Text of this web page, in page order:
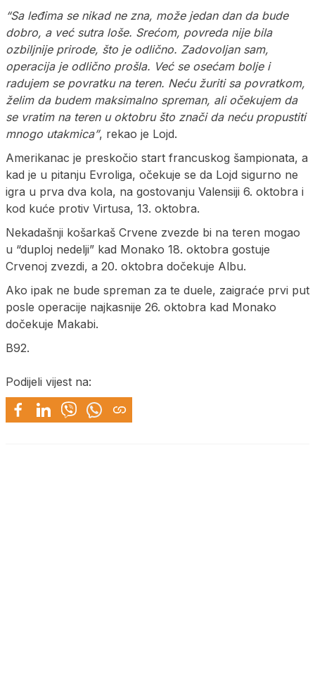
“Sa leđima se nikad ne zna, može jedan dan da bude
dobro, a već sutra loše. Srećom, povreda nije bila
ozbiljnije prirode, što je odlično. Zadovoljan sam,
operacija je odlično prošla. Već se osećam bolje i
radujem se povratku na teren. Neću žuriti sa povratkom,
želim da budem maksimalno spreman, ali očekujem da
se vratim na teren u oktobru što znači da neću propustiti
mnogo utakmica”, rekao je Lojd.
Amerikanac je preskočio start francuskog šampionata, a
kad je u pitanju Evroliga, očekuje se da Lojd sigurno ne
igra u prva dva kola, na gostovanju Valensiji 6. oktobra i
kod kuće protiv Virtusa, 13. oktobra.
Nekadašnji košarkaš Crvene zvezde bi na teren mogao
u “duploj nedelji” kad Monako 18. oktobra gostuje
Crvenoj zvezdi, a 20. oktobra dočekuje Albu.
Ako ipak ne bude spreman za te duele, zaigraće prvi put
posle operacije najkasnije 26. oktobra kad Monako
dočekuje Makabi.
B92.
Podijeli vijest na: